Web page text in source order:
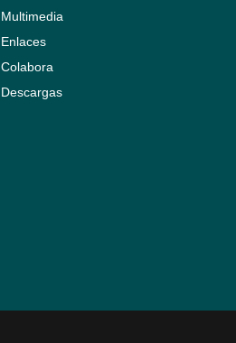
Multimedia
Enlaces
Colabora
Descargas